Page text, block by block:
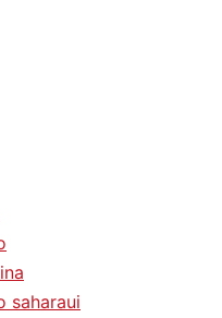
saharaui